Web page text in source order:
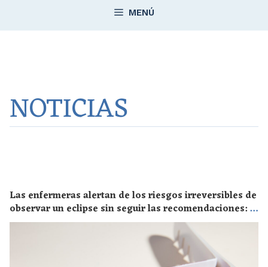
MENÚ
NOTICIAS
Las enfermeras alertan de los riesgos irreversibles de
observar un eclipse sin seguir las recomendaciones: la
retinopatía solar es el mayor de los peligros